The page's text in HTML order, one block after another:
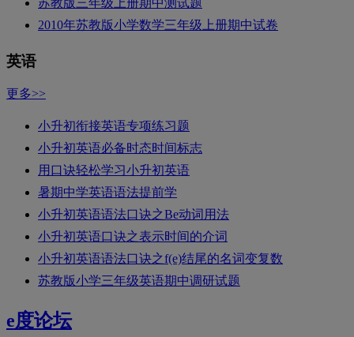
2010年苏教版小学数学三年级上册期中试卷
英语
更多>>
小升初衔接英语专项练习题
小升初英语必备时态时间标志
用口诀轻松学习小升初英语
暑期中学英语语法提前学
小升初英语语法口诀之Be动词用法
小升初英语口诀之表示时间的介词
小升初英语语法口诀之f(e)结尾的名词变复数
苏教版小学三年级英语期中调研试题
e度论坛